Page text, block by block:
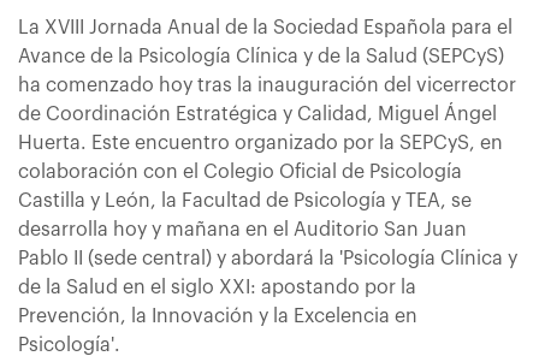
La XVIII Jornada Anual de la Sociedad Española para el
Avance de la Psicología Clínica y de la Salud (SEPCyS)
ha comenzado hoy tras la inauguración del vicerrector
de Coordinación Estratégica y Calidad, Miguel Ángel
Huerta. Este encuentro organizado por la SEPCyS, en
colaboración con el Colegio Oficial de Psicología
Castilla y León, la Facultad de Psicología y TEA, se
desarrolla hoy y mañana en el Auditorio San Juan
Pablo II (sede central) y abordará la 'Psicología Clínica y
de la Salud en el siglo XXI: apostando por la
Prevención, la Innovación y la Excelencia en
Psicología'.